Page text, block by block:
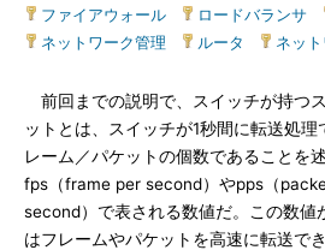
ファイアウォール ロードバランサ
ネットワーク管理
ルータ ネッ
前回までの説明で、スイッチが持つ
ットとは、スイッチが1秒間に転送処理
レーム／パケットの個数であることを述
fps（frame per second）やpps（
second）で表される数値だ。この数値
はフレームやパケットを高速に転送で